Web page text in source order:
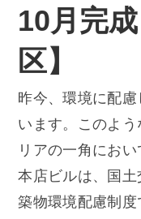
10月完
区】
昨今、環境に配
います。このよ
リアの一角にお
本店ビルは、国
築物環境配慮制度